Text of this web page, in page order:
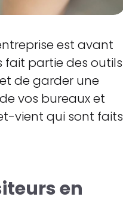
est avant
fait partie des outils
de garder une
vos bureaux et
vient qui sont faits
en